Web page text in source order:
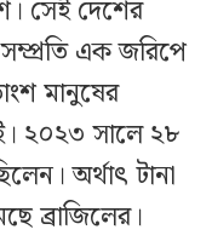
সেই দেশের
এক জরিপে
মানুষের
২০২৩ সালে ২৮
অর্থাৎ টানা
ব্রাজিলের।